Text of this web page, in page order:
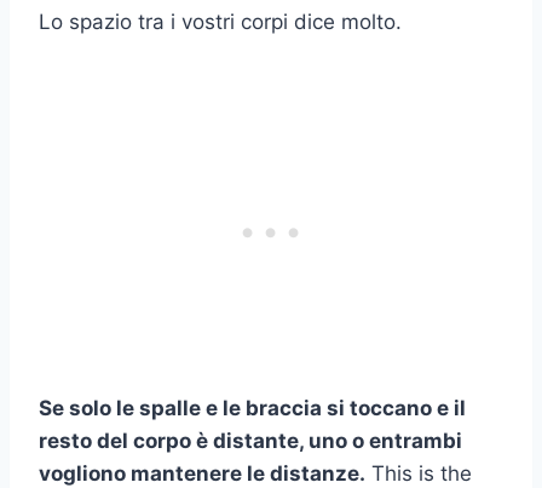
Lo spazio tra i vostri corpi dice molto.
Se solo le spalle e le braccia si toccano e il
resto del corpo è distante, uno o entrambi
vogliono mantenere le distanze. This is the